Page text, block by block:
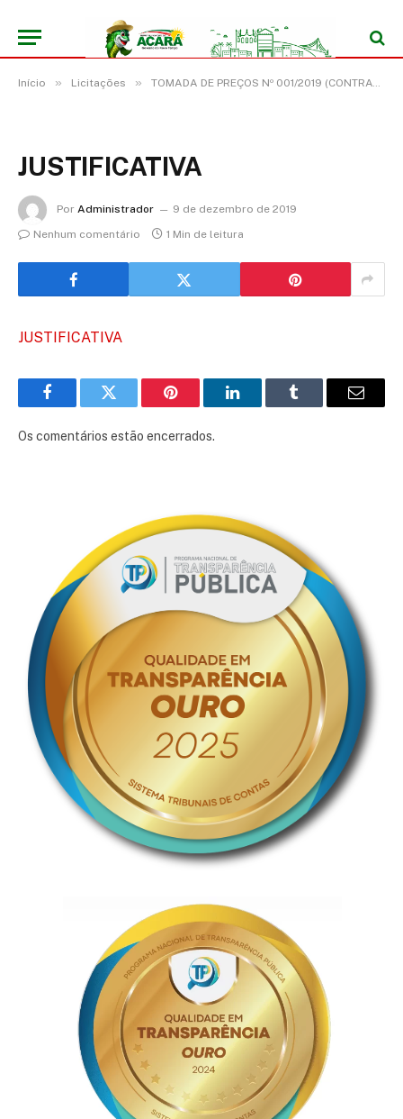
Início » Licitações » TOMADA DE PREÇOS Nº 001/2019 (CONTRATAÇÃO DE EMPRESA ESPECIALIZADA PARA CONSTRUÇÃO DAS SEGUINTES ESCOLAS MUNICIPAIS: ESCOLA “21 DE ABRIL”, ESCOLA “ESTRELA DA MANHÃ”, ESCOLA “SÃO BENEDITO III” E ESCOLA “JOÃO TRIGUEIRO”, LOCALIZADAS NO MUNICÍPIO DE ACARÁ/PA)
JUSTIFICATIVA
Por Administrador
9 de dezembro de 2019
Nenhum comentário
1 Min de leitura
JUSTIFICATIVA
FacebookTwitter Pinterest LinkedInTumblr
E-
Os comentários estão encerrados.